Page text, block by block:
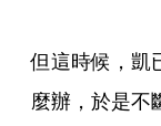
但這時候，凱
麼辦，於是不